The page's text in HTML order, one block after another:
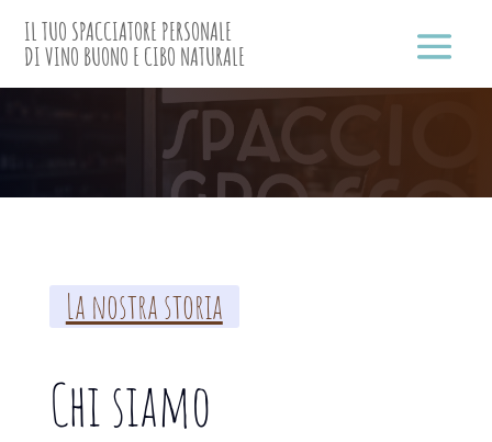
IL TUO SPACCIATORE PERSONALE
DI VINO BUONO E CIBO NATURALE
La nostra storia
Chi siamo